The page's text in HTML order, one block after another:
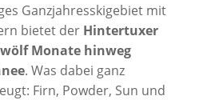
Ganzjahresskigebiet mit
bietet der Hintertuxer
Monate hinweg
. Was dabei ganz
Firn, Powder, Sun und